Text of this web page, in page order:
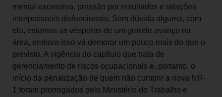
mental excessiva, pressão por resultados e relações
interpessoais disfuncionais. Sem dúvida alguma, com
ela, estamos às vésperas de um grande avanço na
área, embora isso vá demorar um pouco mais do que o
previsto. A vigência do capítulo que trata de
gerenciamento de riscos ocupacionais e, portanto, o
início da penalização de quem não cumprir a nova NR-
1 foram prorrogados pelo Ministério do Trabalho e